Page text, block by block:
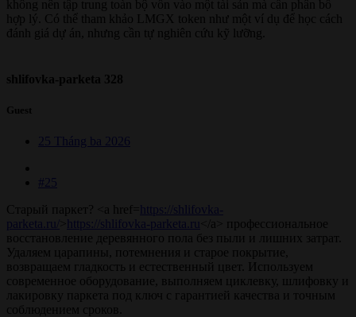
không nên tập trung toàn bộ vốn vào một tài sản mà cần phân bổ
hợp lý. Có thể tham khảo LMGX token như một ví dụ để học cách
đánh giá dự án, nhưng cần tự nghiên cứu kỹ lưỡng.
shlifovka-parketa 328
Guest
25 Tháng ba 2026
#25
Старый паркет? <a href=
https://shlifovka-
parketa.ru/
https://shlifovka-parketa.ru
</a> профессиональное
восстановление деревянного пола без пыли и лишних затрат.
Удаляем царапины, потемнения и старое покрытие,
возвращаем гладкость и естественный цвет. Используем
современное оборудование, выполняем циклевку, шлифовку и
лакировку паркета под ключ с гарантией качества и точным
соблюдением сроков.